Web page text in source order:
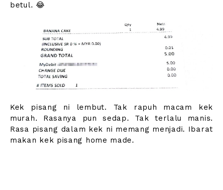
betul. 😂
Kek pisang ni lembut. Tak rapuh macam kek
murah. Rasanya pun sedap. Tak terlalu manis.
Rasa pisang dalam kek ni memang menjadi. Ibarat
makan kek pisang home made.